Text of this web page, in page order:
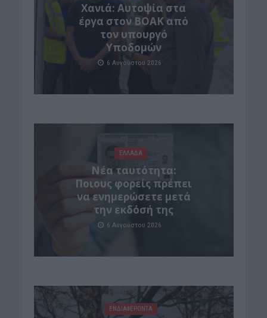
Χανιά: Αυτοψία στα
έργα στον ΒΟΑΚ από
τον υπουργό
Υποδομών
6 Αυγούστου 2026
ΕΛΛΑΔΑ
Νέα ταυτότητα:
Ποιους φορείς πρέπει
να ενημερώσετε μετά
την εκδόσή της
6 Αυγούστου 2026
ΕΝΔΙΑΦΕΡΟΝΤΑ